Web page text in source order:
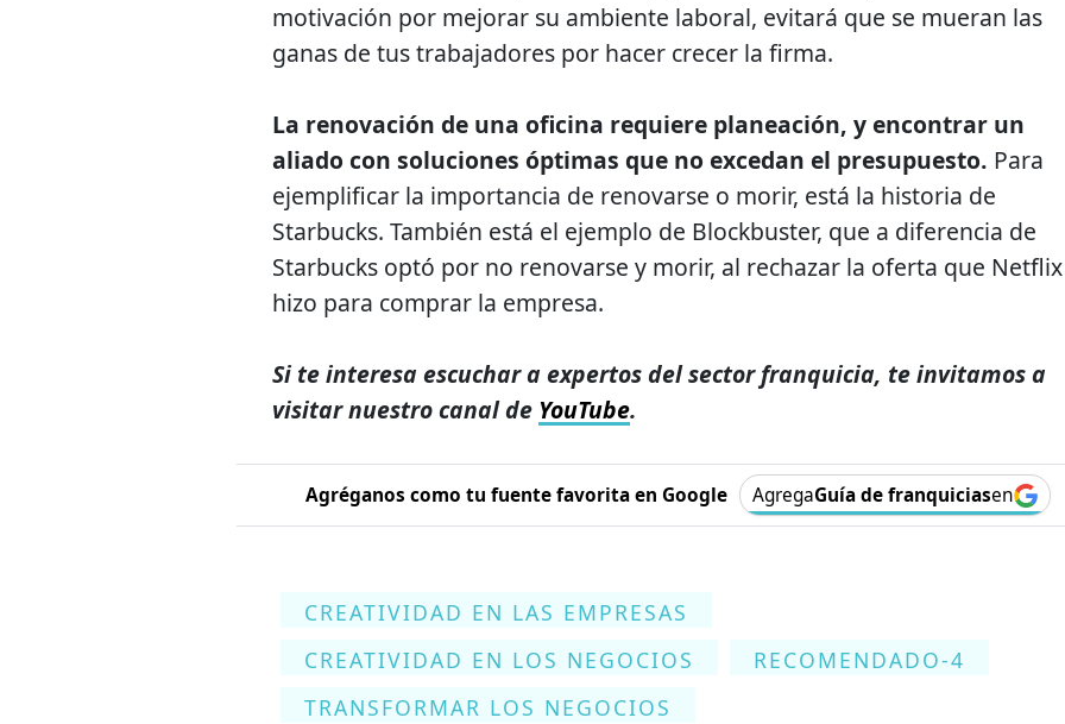
motivación por mejorar su ambiente laboral, evitará que se mueran las
ganas de tus trabajadores por hacer crecer la firma.
La renovación de una oficina requiere planeación, y encontrar un
aliado con soluciones óptimas que no excedan el presupuesto. Para
ejemplificar la importancia de renovarse o morir, está la historia de
Starbucks. También está el ejemplo de Blockbuster, que a diferencia de
Starbucks optó por no renovarse y morir, al rechazar la oferta que
hizo para comprar la empresa.
Si te interesa escuchar a expertos del sector franquicia, te invitamos a
visitar nuestro canal de YouTube.
Agréganos como tu fuente favorita en Google AgregaGuía de franquiciasen
CREATIVIDAD EN LAS EMPRESAS
CREATIVIDAD EN LOS NEGOCIOS
RECOMENDADO-4
TRANSFORMAR LOS NEGOCIOS